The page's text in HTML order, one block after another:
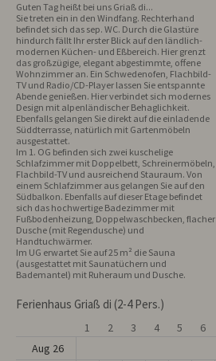
Guten Tag heißt bei uns Griaß di...
Sie treten ein in den Windfang. Rechterhand
befindet sich das sep. WC. Durch die Glastüre
hindurch fällt Ihr erster Blick auf den ländlich-
modernen Küchen- und Eßbereich. Hier grenzt
das großzügige, elegant abgestimmte, offene
Wohnzimmer an. Ein Schwedenofen, Flachbild-
TV und Radio/CD-Player lassen Sie entspannte
Abende genießen. Hier verbindet sich modernes
Design mit alpenländischer Behaglichkeit.
Ebenfalls gelangen Sie direkt auf die einladende
Süddterrasse, natürlich mit Gartenmöbeln
ausgestattet.
Im 1. OG befinden sich zwei kuschelige
Schlafzimmer mit Doppelbett, Schreinermöbeln,
Flachbild-TV und ausreichend Stauraum. Von
einem Schlafzimmer aus gelangen Sie auf den
Südbalkon. Ebenfalls auf dieser Etage befindet
sich das hochwertige Badezimmer mit
Fußbodenheizung, Doppelwaschbecken, flacher
Dusche (mit Regendusche) und
Handtuchwärmer.
Im UG erwartet Sie auf 25 m² die Sauna
(ausgestattet mit Saunatüchern und
Bademantel) mit Ruheraum und Dusche.
Ferienhaus Griaß di (2-4 Pers.)
1 2 3 4 5 6
Aug 26